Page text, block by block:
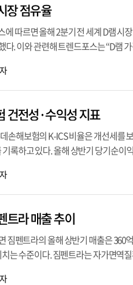
장 점유율
따르면 올해 2분기 전 세계 D램 시
다. 이와 관련해 트렌드포스는 “D램
건전성·수익성 지표
손해보험의 K-ICS 비율은 개선세를
록하고 있다. 올해 상반기 당기순이
트라 매출 추이
짐펜트라의 올해 상반기 매출은 360
는 수준이다. 짐펜트라는 자가면역